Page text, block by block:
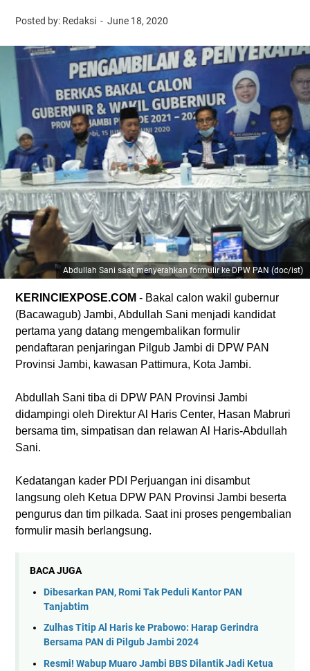
Posted by: Redaksi June 18, 2020
Abdullah Sani saat menyerahkan formulir ke DPW PAN (doc/ist)
KERINCIEXPOSE.COM - Bakal calon wakil gubernur
(Bacawagub) Jambi, Abdullah Sani menjadi kandidat
pertama yang datang mengembalikan formulir
pendaftaran penjaringan Pilgub Jambi di DPW PAN
Provinsi Jambi, kawasan Pattimura, Kota Jambi.
Abdullah Sani tiba di DPW PAN Provinsi Jambi
didampingi oleh Direktur Al Haris Center, Hasan Mabruri
bersama tim, simpatisan dan relawan Al Haris-Abdullah
Sani.
Kedatangan kader PDI Perjuangan ini disambut
langsung oleh Ketua DPW PAN Provinsi Jambi beserta
pengurus dan tim pilkada. Saat ini proses pengembalian
formulir masih berlangsung.
BACA JUGA
Dibesarkan PAN, Romi Tak Peduli Kantor PAN
Tanjabtim
Zulhas Titip Al Haris ke Prabowo: Harap Gerindra
Bersama PAN di Pilgub Jambi 2024
Resmi! Wabup Muaro Jambi BBS Dilantik Jadi Ketua